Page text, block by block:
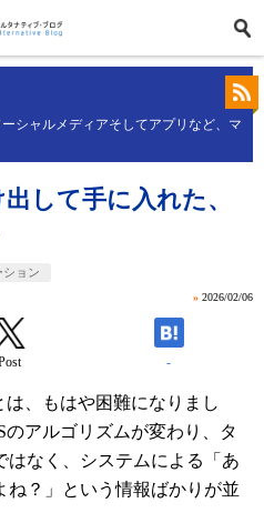
シャルメディアそしてアプリなど、マ
して手に入れた、
ション
» 2026/02/06
-
、もはや困難になりまし
のアルゴリズムが変わり、タ
はなく、システムによる「あ
ね？」という情報ばかりが並